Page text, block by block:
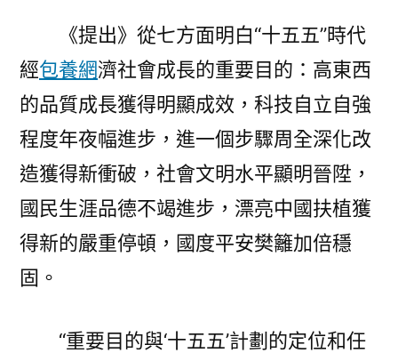
古
代
扶
植
新
局
勢〉
《提出》從七方面明白“十五五”時代
經包養網濟社會成長的重要目的：高東西
的品質成長獲得明顯成效，科技自立自強
程度年夜幅進步，進一個步驟周全深化改
造獲得新衝破，社會文明水平顯明晉陞，
國民生涯品德不竭進步，漂亮中國扶植獲
得新的嚴重停頓，國度平安樊籬加倍穩
固。
“重要目的與‘十五五’計劃的定位和任